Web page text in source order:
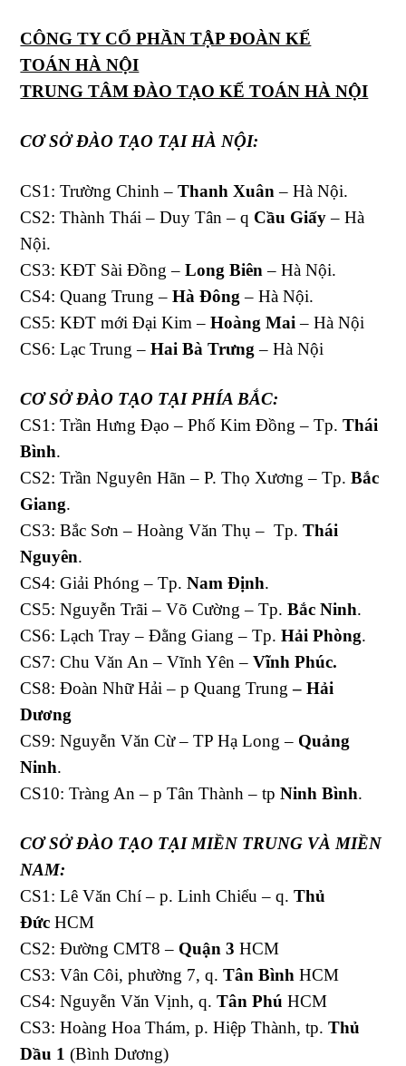
CÔNG TY CỔ PHẦN TẬP ĐOÀN KẾ
TOÁN HÀ NỘI
TRUNG TÂM ĐÀO TẠO KẾ TOÁN HÀ NỘI
CƠ SỞ ĐÀO TẠO TẠI HÀ NỘI:
CS1: Trường Chinh –Thanh Xuân– Hà Nội.
CS2: Thành Thái – Duy Tân – q Cầu Giấy– Hà
Nội.
CS3: KĐT Sài Đồng –Long Biên– Hà Nội.
CS4: Quang Trung –Hà Đông– Hà Nội.
CS5: KĐT mới Đại Kim –Hoàng Mai– Hà Nội
CS6: Lạc Trung –Hai Bà Trưng– Hà Nội
CƠ SỞ ĐÀO TẠO TẠI PHÍA BẮC:
CS1: Trần Hưng Đạo – Phố Kim Đồng – Tp.Thái
Bình.
CS2: Trần Nguyên Hãn – P. Thọ Xương – Tp.Bắc
Giang.
CS3: Bắc Sơn – Hoàng Văn Thụ – Tp.Thái
Nguyên.
CS4: Giải Phóng – Tp.Nam Định.
CS5: Nguyễn Trãi – Võ Cường – Tp.Bắc Ninh.
CS6: Lạch Tray – Đằng Giang – Tp.Hải Phòng.
CS7: Chu Văn An – Vĩnh Yên –Vĩnh Phúc.
CS8: Đoàn Nhữ Hải – p Quang Trung – Hải
Dương
CS9: Nguyễn Văn Cừ – TP Hạ Long – Quảng
Ninh.
CS10: Tràng An – p Tân Thành – tpNinh Bình.
CƠ SỞ ĐÀO TẠO TẠI MIỀN TRUNG VÀ MIỀN
NAM:
CS1: Lê Văn Chí – p. Linh Chiểu – q.Thủ
Đức HCM
CS2: Đường CMT8 – Quận 3 HCM
CS3: Vân Côi, phường 7, q.Tân Bình HCM
CS4: Nguyễn Văn Vịnh, q.Tân Phú HCM
CS3: Hoàng Hoa Thám, p. Hiệp Thành, tp.Thủ
Dầu 1 (Bình Dương)